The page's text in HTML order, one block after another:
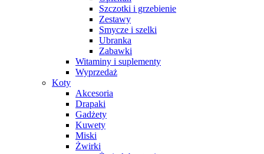
Szczotki i grzebienie
Zestawy
Smycze i szelki
Ubranka
Zabawki
Witaminy i suplementy
Wyprzedaż
Koty
Akcesoria
Drapaki
Gadżety
Kuwety
Miski
Żwirki